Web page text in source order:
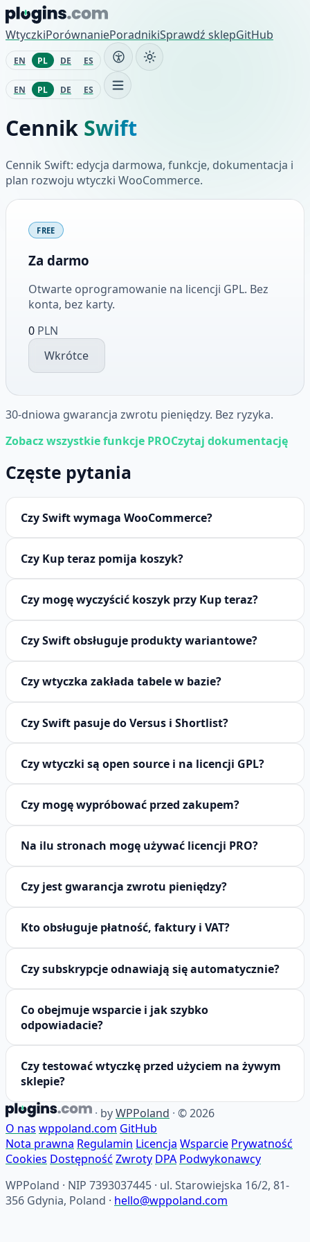
Przejdź do treści
WtyczkiPorównaniePoradnikiSprawdź sklepGitHub
EN PL DE ES
EN PL DE ES
Cennik Swift
Cennik Swift: edycja darmowa, funkcje, dokumentacja i
plan rozwoju wtyczki WooCommerce.
Plany i ceny
FREE
Za darmo
Otwarte oprogramowanie na licencji GPL. Bez
konta, bez karty.
0 PLN
Wkrótce
30-dniowa gwarancja zwrotu pieniędzy. Bez ryzyka.
Zobacz wszystkie funkcje PROCzytaj dokumentację
Częste pytania
Czy Swift wymaga WooCommerce?
Czy Kup teraz pomija koszyk?
Czy mogę wyczyścić koszyk przy Kup teraz?
Czy Swift obsługuje produkty wariantowe?
Czy wtyczka zakłada tabele w bazie?
Czy Swift pasuje do Versus i Shortlist?
Czy wtyczki są open source i na licencji GPL?
Czy mogę wypróbować przed zakupem?
Na ilu stronach mogę używać licencji PRO?
Czy jest gwarancja zwrotu pieniędzy?
Kto obsługuje płatność, faktury i VAT?
Czy subskrypcje odnawiają się automatycznie?
Co obejmuje wsparcie i jak szybko
odpowiadacie?
Czy testować wtyczkę przed użyciem na żywym
sklepie?
· byWPPoland · © 2026
O nas wppoland.com GitHub
Nota prawna Regulamin Licencja Wsparcie Prywatność
Cookies Dostępność Zwroty DPA Podwykonawcy
WPPoland · NIP 7393037445 · ul. Starowiejska 16/2, 81-
356 Gdynia, Poland · hello@wppoland.com